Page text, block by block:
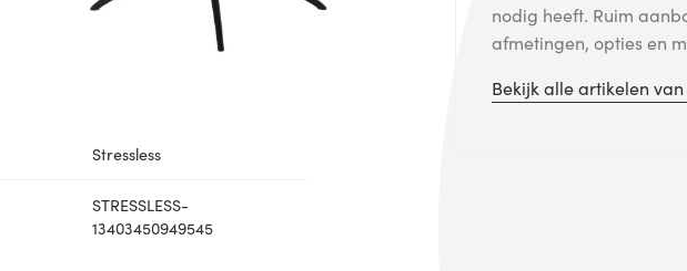
Stressless
STRESSLESS-
13403450949545
nodig heeft. Ruim
afmetingen, opties en
Bekijk alle artikelen van